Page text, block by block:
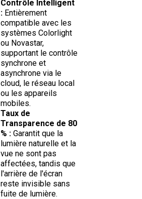
Contrôle Intelligent
: Entièrement
compatible avec les
systèmes Colorlight
ou Novastar,
supportant le contrôle
synchrone et
asynchrone via le
cloud, le réseau local
ou les appareils
mobiles.
Taux de
Transparence de 80
% : Garantit que la
lumière naturelle et la
vue ne sont pas
affectées, tandis que
l'arrière de l'écran
reste invisible sans
fuite de lumière.